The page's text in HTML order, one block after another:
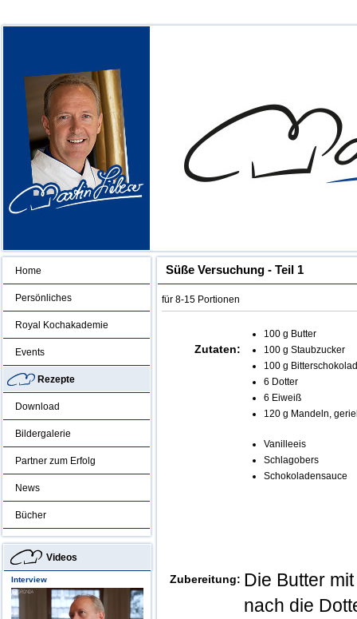
Home
Persönliches
Royal Kochakademie
Events
Rezepte
Download
Bildergalerie
Partner zum Erfolg
News
Bücher
Videos
Interview
Süße Versuchung - Teil 1
für 8-15 Portionen
Zutaten:
100 g Butter
100 g Staubzucker
100 g
6 Dotter
6 Eiweiß
120 g Mandeln,
Vanilleeis
Schlagobers
Schokoladensauce
Zubereitung: Die Butter
nach die